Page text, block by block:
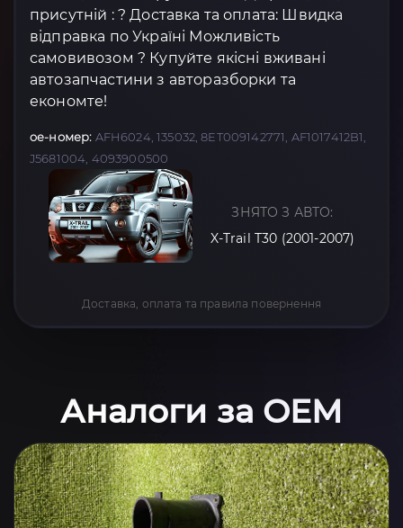
присутній : ? Доставка та оплата: Швидка
відправка по Україні Можливість
самовивозом ? Купуйте якісні вживані
автозапчастини з авторазборки та
економте!
oe-номер: AFH6024, 135032, 8ET009142771, AF1017412B1,
J5681004, 4093900500
ЗНЯТО З АВТО:
X-Trail T30 (2001-2007)
Доставка, оплата та правила повернення
Аналоги за OEM